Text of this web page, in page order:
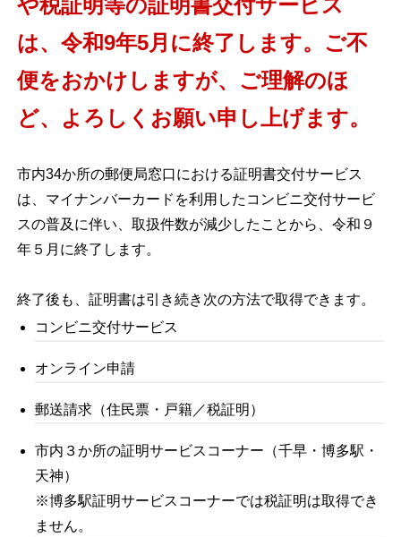
は、令和9年5月に終了します。ご不
便をおかけしますが、ご理解のほ
ど、よろしくお願い申し上げます。
市内34か所の郵便局窓口における証明書交付サービス
は、マイナンバーカードを利用したコンビニ交付サービ
スの普及に伴い、取扱件数が減少したことから、令和９
年５月に終了します。
終了後も、証明書は引き続き次の方法で取得できます。
コンビニ交付サービス
オンライン申請
郵送請求（住民票・戸籍／税証明）
市内３か所の証明サービスコーナー（千早・博多駅・
天神）
※博多駅証明サービスコーナーでは税証明は取得でき
ません。